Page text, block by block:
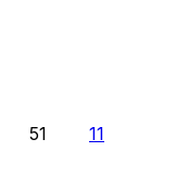
51 11